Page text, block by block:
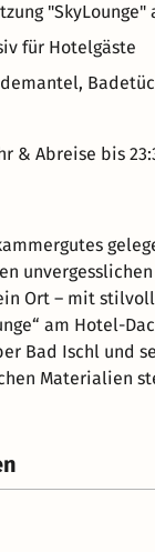
"SkyLounge"
für Hotelgäste
& Abreise bis
Ursprünglichkeit gekonnt
Ort – mit
Hotel-Dach –
Bad Ischl und
Materialien
Bergwelt und in
Im